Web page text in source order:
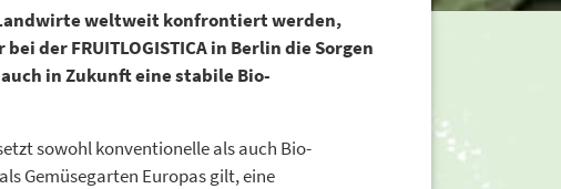
weltweit konfrontiert werden,
der FRUITLOGISTICA in Berlin die Sorgen
in Zukunft eine stabile Bio-
sowohl konventionelle als auch Bio-
Gemüsegarten Europas gilt, eine